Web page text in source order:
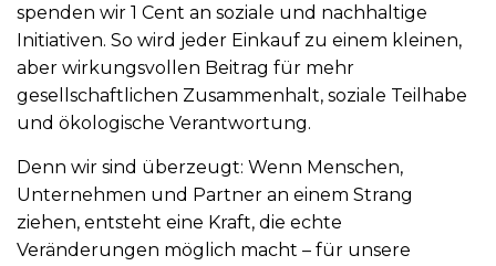
spenden wir 1 Cent an soziale und nachhaltige
Initiativen. So wird jeder Einkauf zu einem kleinen,
aber wirkungsvollen Beitrag für mehr
gesellschaftlichen Zusammenhalt, soziale Teilhabe
und ökologische Verantwortung.
Denn wir sind überzeugt: Wenn Menschen,
Unternehmen und Partner an einem Strang
ziehen, entsteht eine Kraft, die echte
Veränderungen möglich macht – für unsere